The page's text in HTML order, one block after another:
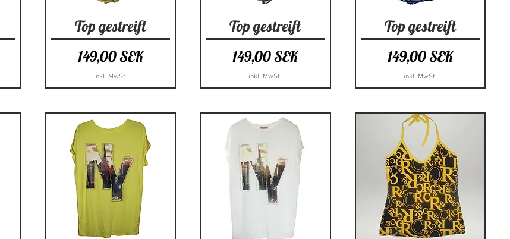
Schnellansicht
Top gestreift
Preis
149,00 SEK
inkl. MwSt.
Schnellansicht
Top gestreift
Preis
149,00 SEK
inkl. MwSt.
Schnellansicht
Top gestreift
Preis
149,00 SEK
inkl. MwSt.